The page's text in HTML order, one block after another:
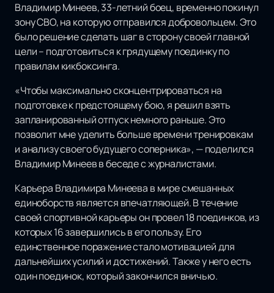
Владимир Минеев, 33-летний боец, временно покинул
зону СВО, на которую отправился добровольцем. Это
было решение сделать шаг в сторону своей главной
цели – подготовиться к грядущему поединку по
правилам кикбоксинга.
«Чтобы максимально сконцентрироваться на
подготовке к предстоящему бою, я решил взять
запланированный отпуск немного раньше. Это
позволит мне уделить больше времени тренировкам
и анализу своего будущего соперника», — поделился
Владимир Минеев в беседе с журналистами.
Карьера Владимира Минеева в мире смешанных
единоборств является впечатляющей. В течение
своей спортивной карьеры он провел 18 поединков, из
которых 16 завершились в его пользу. Его
единственное поражение стало мотивацией для
дальнейших усилий и достижений. Также у него есть
один поединок, который закончился вничью.